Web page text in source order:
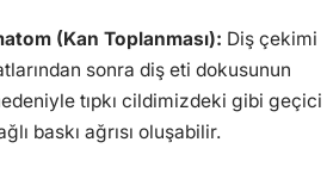
(Kan Toplanması): Diş çekimi
sonra diş eti dokusunun
tıpkı cildimizdeki gibi geçici
baskı ağrısı oluşabilir.